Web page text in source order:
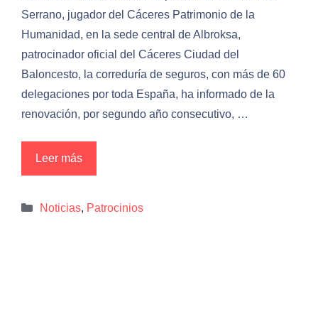
Serrano, jugador del Cáceres Patrimonio de la
Humanidad, en la sede central de Albroksa,
patrocinador oficial del Cáceres Ciudad del
Baloncesto, la correduría de seguros, con más de 60
delegaciones por toda España, ha informado de la
renovación, por segundo año consecutivo, …
Leer más
Categorías
Noticias, Patrocinios